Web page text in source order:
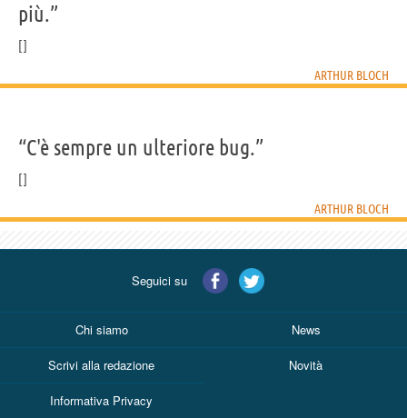
più.”
ARTHUR BLOCH
“C'è sempre un ulteriore bug.”
ARTHUR BLOCH
Seguici su
Chi siamo News
Scrivi alla redazione Novità
Informativa Privacy